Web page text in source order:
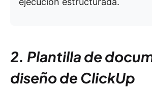
2. Plantilla de
diseño de ClickUp